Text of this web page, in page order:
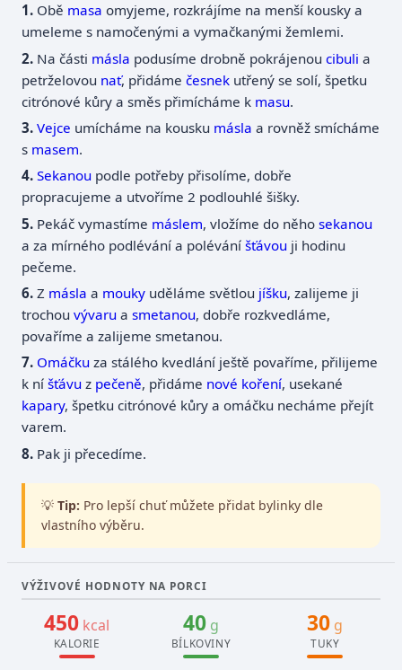
Obě masa omyjeme, rozkrájíme na menší kousky a
umeleme s namočenými a vymačkanými žemlemi.
Na části másla podusíme drobně pokrájenoucibuli a
petrželovou nať, přidámečesnek utřený se solí, špetku
citrónové kůry a směs přimícháme k masu.
Vejce umícháme na kousku másla a rovněž smícháme
s masem.
Sekanou podle potřeby přisolíme, dobře
propracujeme a utvoříme 2 podlouhlé šišky.
Pekáč vymastíme máslem, vložíme do něhosekanou
a za mírného podlévání a poléváníšťávou ji hodinu
pečeme.
Z másla a mouky uděláme světlou jíšku, zalijeme ji
trochouvývaru asmetanou, dobře rozkvedláme,
povaříme a zalijeme smetanou.
Omáčku za stálého kvedlání ještě povaříme, přilijeme
k níšťávu z pečeně, přidáme nové koření, usekané
kapary, špetku citrónové kůry a omáčku necháme přejít
varem.
Pak ji přecedíme.
💡 Tip: Pro lepší chuť můžete přidat bylinky dle
vlastního výběru.
VÝŽIVOVÉ HODNOTY NA PORCI
450 kcal
KALORIE
40g
BÍLKOVINY
30 g
TUKY